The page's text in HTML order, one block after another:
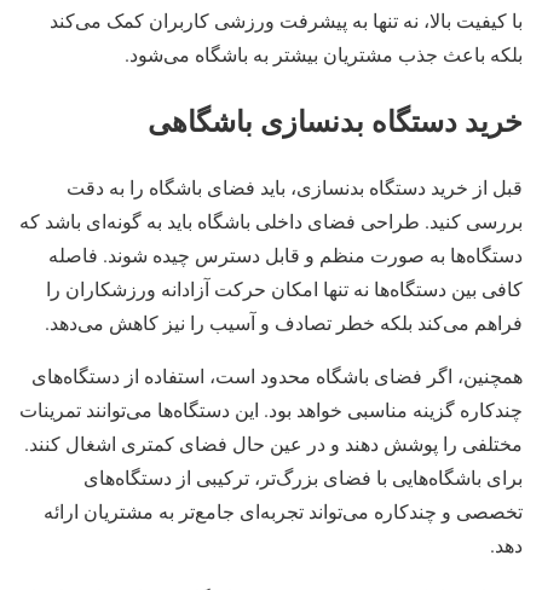
با کیفیت بالا، نه تنها به پیشرفت ورزشی کاربران کمک می‌کند
بلکه باعث جذب مشتریان بیشتر به باشگاه می‌شود.
خرید دستگاه بدنسازی باشگاهی
قبل از خرید دستگاه بدنسازی، باید فضای باشگاه را به دقت
بررسی کنید. طراحی فضای داخلی باشگاه باید به گونه‌ای باشد که
دستگاه‌ها به صورت منظم و قابل دسترس چیده شوند. فاصله
کافی بین دستگاه‌ها نه تنها امکان حرکت آزادانه ورزشکاران را
فراهم می‌کند بلکه خطر تصادف و آسیب را نیز کاهش می‌دهد.
همچنین، اگر فضای باشگاه محدود است، استفاده از دستگاه‌های
چندکاره گزینه مناسبی خواهد بود. این دستگاه‌ها می‌توانند تمرینات
مختلفی را پوشش دهند و در عین حال فضای کمتری اشغال کنند.
برای باشگاه‌هایی با فضای بزرگ‌تر، ترکیبی از دستگاه‌های
تخصصی و چندکاره می‌تواند تجربه‌ای جامع‌تر به مشتریان ارائه
دهد.